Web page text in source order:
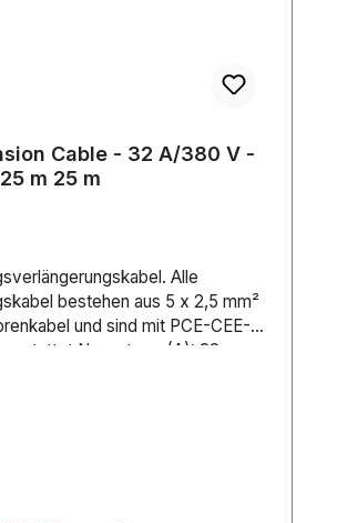
Cable - 32 A/380 V -
m 25 m
Alle
bestehen aus 5 x 2,5 mm²
und sind mit PCE-CEE-
(A): 32
CopperFarbe: